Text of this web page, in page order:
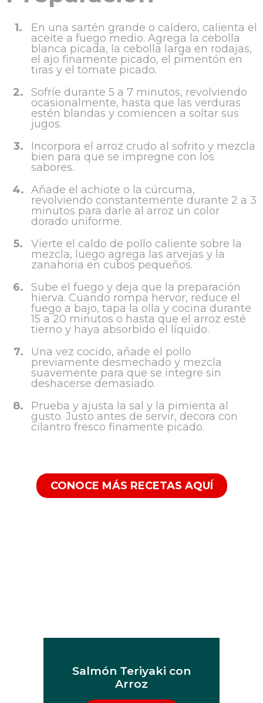
1.
En una sartén grande o caldero, calienta el
aceite a fuego medio. Agrega la cebolla
blanca picada, la cebolla larga en rodajas,
el ajo finamente picado, el pimentón en
tiras y el tomate picado.
2.
Sofríe durante 5 a 7 minutos, revolviendo
ocasionalmente, hasta que las verduras
estén blandas y comiencen a soltar sus
jugos.
3.
Incorpora el arroz crudo al sofrito y mezcla
bien para que se impregne con los
sabores.
4. Añade el achiote o la cúrcuma,
revolviendo constantemente durante 2 a 3
minutos para darle al arroz un color
dorado uniforme.
5.
Vierte el caldo de pollo caliente sobre la
mezcla, luego agrega las arvejas y la
zanahoria en cubos pequeños.
6.
Sube el fuego y deja que la preparación
hierva. Cuando rompa hervor, reduce el
fuego a bajo, tapa la olla y cocina durante
15 a 20 minutos o hasta que el arroz esté
tierno y haya absorbido el líquido.
7.
Una vez cocido, añade el pollo
previamente desmechado y mezcla
suavemente para que se integre sin
deshacerse demasiado.
8.
Prueba y ajusta la sal y la pimienta al
gusto. Justo antes de servir, decora con
cilantro fresco finamente picado.
CONOCE MÁS RECETAS AQUÍ
Salmón Teriyaki con
Arroz